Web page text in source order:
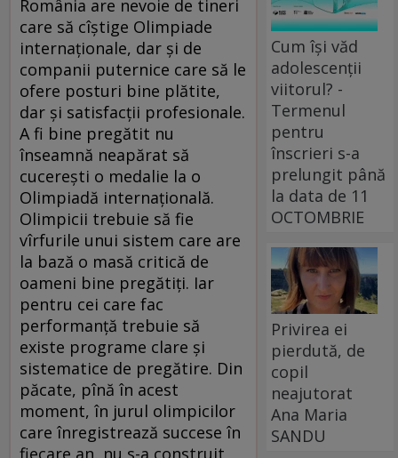
România are nevoie de tineri
care să cîştige Olimpiade
internaţionale, dar şi de
companii puternice care să le
ofere posturi bine plătite,
dar şi satisfacţii profesionale.
A fi bine pregătit nu
înseamnă neapărat să
cucereşti o medalie la o
Olimpiadă internaţională.
Olimpicii trebuie să fie
vîrfurile unui sistem care are
la bază o masă critică de
oameni bine pregătiţi. Iar
pentru cei care fac
performanţă trebuie să
existe programe clare şi
sistematice de pregătire. Din
păcate, pînă în acest
moment, în jurul olimpicilor
care înregistrează succese în
fiecare an, nu s-a construit
Cum își văd
adolescenții
viitorul? -
Termenul
pentru
înscrieri s-a
prelungit până
la data de 11
OCTOMBRIE
Privirea ei
pierdută, de
copil
neajutorat
Ana Maria
SANDU